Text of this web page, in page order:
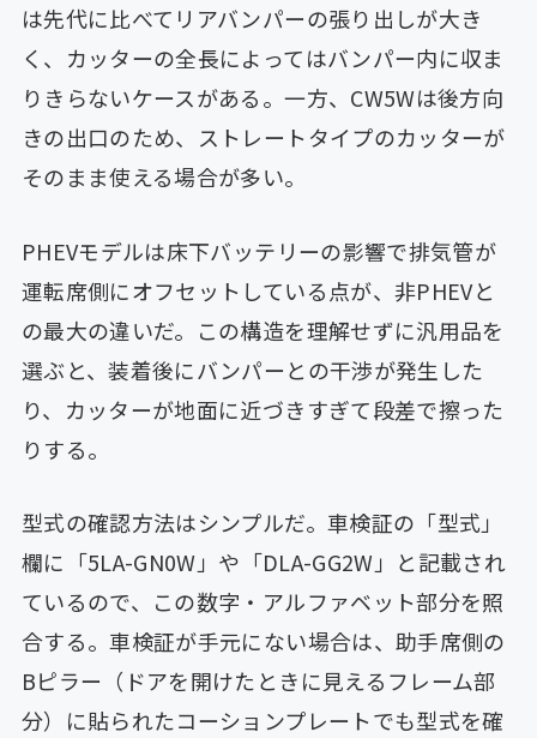
は先代に比べてリアバンパーの張り出しが大き
く、カッターの全長によってはバンパー内に収ま
りきらないケースがある。一方、CW5Wは後方向
きの出口のため、ストレートタイプのカッターが
そのまま使える場合が多い。
PHEVモデルは床下バッテリーの影響で排気管が
運転席側にオフセットしている点が、非PHEVと
の最大の違いだ。この構造を理解せずに汎用品を
選ぶと、装着後にバンパーとの干渉が発生した
り、カッターが地面に近づきすぎて段差で擦った
りする。
型式の確認方法はシンプルだ。車検証の「型式」
欄に「5LA-GN0W」や「DLA-GG2W」と記載され
ているので、この数字・アルファベット部分を照
合する。車検証が手元にない場合は、助手席側の
Bピラー（ドアを開けたときに見えるフレーム部
分）に貼られたコーションプレートでも型式を確